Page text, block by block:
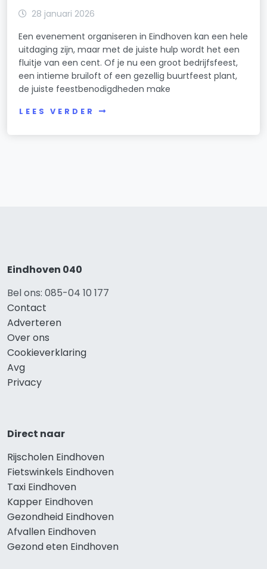
28 januari 2026
Een evenement organiseren in Eindhoven kan een hele
uitdaging zijn, maar met de juiste hulp wordt het een
fluitje van een cent. Of je nu een groot bedrijfsfeest,
een intieme bruiloft of een gezellig buurtfeest plant,
de juiste feestbenodigdheden make
LEES VERDER
Eindhoven 040
Bel ons: 085-04 10 177
Contact
Adverteren
Over ons
Cookieverklaring
Avg
Privacy
Direct naar
Rijscholen Eindhoven
Fietswinkels Eindhoven
Taxi Eindhoven
Kapper Eindhoven
Gezondheid Eindhoven
Afvallen Eindhoven
Gezond eten Eindhoven